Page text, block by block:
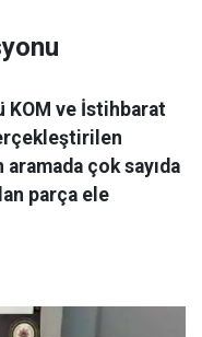
KOM ve İstihbarat
çok sayıda
parça ele